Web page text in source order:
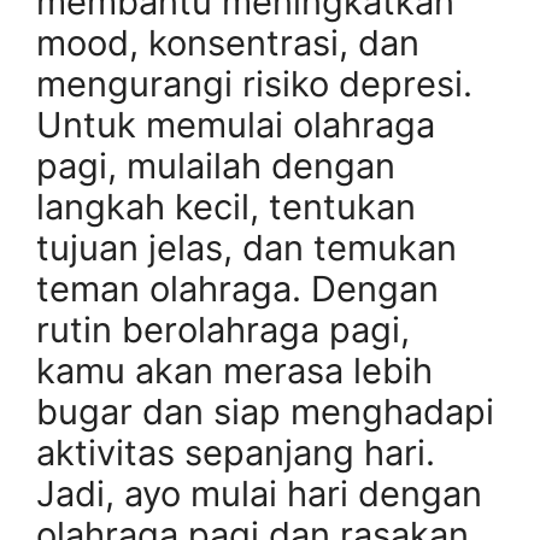
mood, konsentrasi, dan
mengurangi risiko depresi.
Untuk memulai olahraga
pagi, mulailah dengan
langkah kecil, tentukan
tujuan jelas, dan temukan
teman olahraga. Dengan
rutin berolahraga pagi,
kamu akan merasa lebih
bugar dan siap menghadapi
aktivitas sepanjang hari.
Jadi, ayo mulai hari dengan